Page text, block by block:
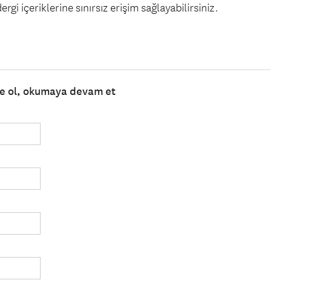
içeriklerine sınırsız erişim sağlayabilirsiniz.
ol, okumaya devam et